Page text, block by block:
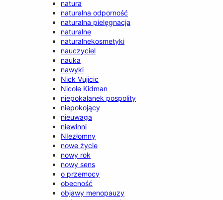
natura
naturalna odporność
naturalna pielęgnacja
naturalne
naturalnekosmetyki
nauczyciel
nauka
nawyki
Nick Vujicic
Nicole Kidman
niepokalanek pospolity
niepokojący
nieuwaga
niewinni
NIezłomny
nowe życie
nowy rok
nowy sens
o przemocy
obecność
objawy menopauzy